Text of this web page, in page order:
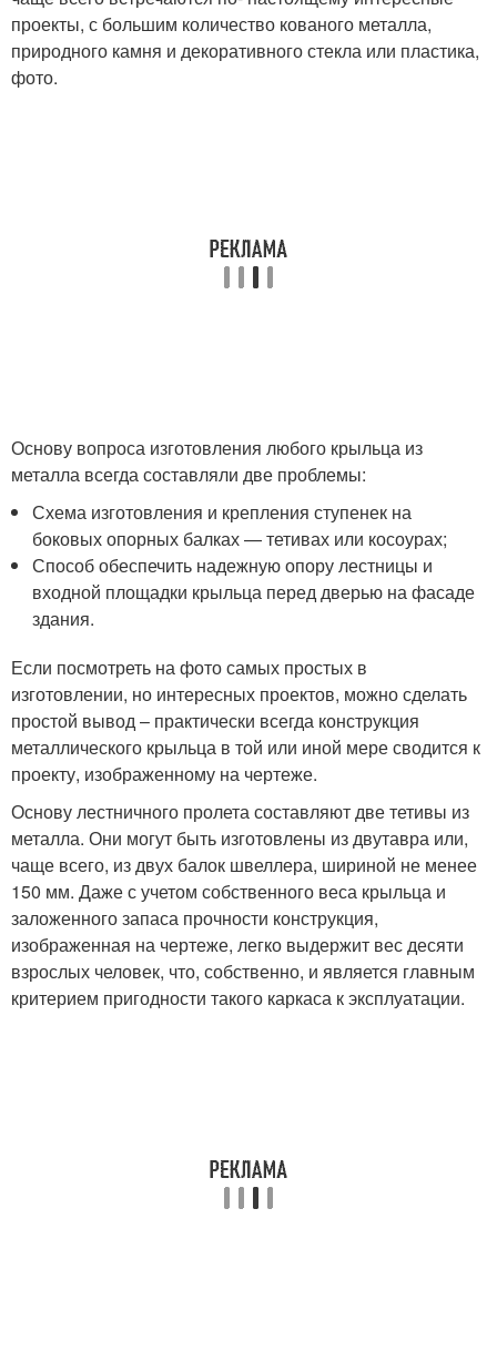
проекты, с большим количество кованого металла,
природного камня и декоративного стекла или пластика,
фото.
Основу вопроса изготовления любого крыльца из
металла всегда составляли две проблемы:
Схема изготовления и крепления ступенек на
боковых опорных балках — тетивах или косоурах;
Способ обеспечить надежную опору лестницы и
входной площадки крыльца перед дверью на фасаде
здания.
Если посмотреть на фото самых простых в
изготовлении, но интересных проектов, можно сделать
простой вывод – практически всегда конструкция
металлического крыльца в той или иной мере сводится к
проекту, изображенному на чертеже.
Основу лестничного пролета составляют две тетивы из
металла. Они могут быть изготовлены из двутавра или,
чаще всего, из двух балок швеллера, шириной не менее
150 мм. Даже с учетом собственного веса крыльца и
заложенного запаса прочности конструкция,
изображенная на чертеже, легко выдержит вес десяти
взрослых человек, что, собственно, и является главным
критерием пригодности такого каркаса к эксплуатации.